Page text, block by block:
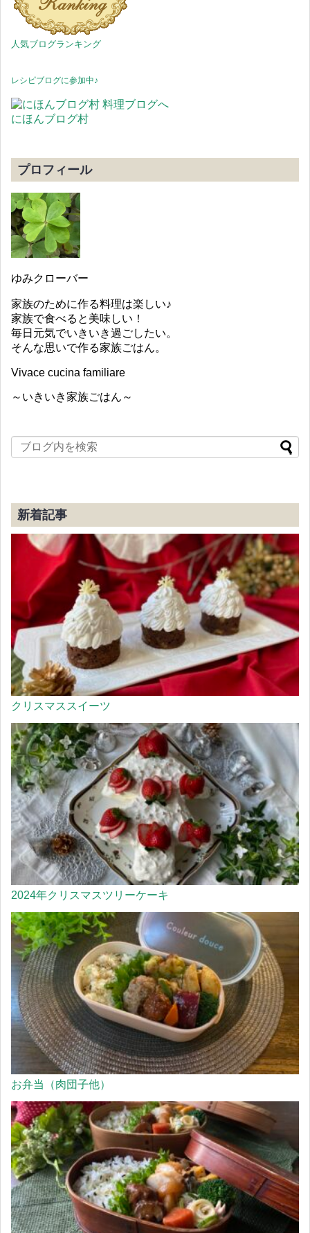
人気ブログランキング
レシピブログに参加中♪
にほんブログ村
プロフィール
ゆみクローバー
家族のために作る料理は楽しい♪
家族で食べると美味しい！
毎日元気でいきいき過ごしたい。
そんな思いで作る家族ごはん。
Vivace cucina familiare
～いきいき家族ごはん～
新着記事
クリスマススイーツ
2024年クリスマスツリーケーキ
お弁当（肉団子他）